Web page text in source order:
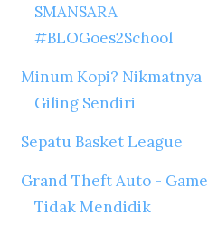
SMANSARA
#BLOGoes2School
Minum Kopi? Nikmatnya
Giling Sendiri
Sepatu Basket League
Grand Theft Auto - Game
Tidak Mendidik